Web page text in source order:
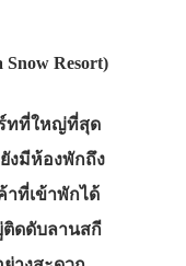
Snow Resort)
ร์ทที่ใหญ่ที่สุด
งมีห้องพักถึง
าที่เข้าพักได้
ติดดับลานสกี